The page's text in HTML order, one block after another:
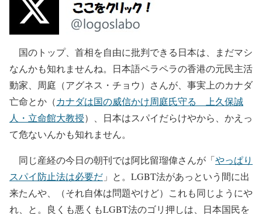
国のトップ、首相を自由に批判できる日本は、まだマシ
なんかも知れませんね。日本語ペラペラの香港の元民主活
動家、周庭（アグネス・チョウ）さんが、事実上のカナダ
亡命とか（カナダは国の威信かけ周庭氏守る 上久保誠
人・立命館大教授）、日本はスパイだらけやから、かえっ
て危ないんかも知れません。
同じ産経の今日の朝刊では阿比留瑠偉さんが「やっぱり
スパイ防止法は必要だ 」と。LGBT法があっという間に出
来たんや、（それ自体は問題やけど）これも同じようにや
れ、と。良くも悪くもLGBT法のゴリ押しは、日本国民を